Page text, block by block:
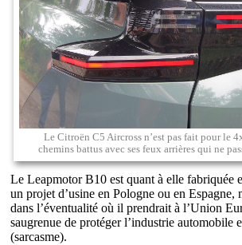
Le Citroën C5 Aircross n’est pas fait pour le
chemins battus avec ses feux arrières qui ne
Le Leapmotor B10 est quant à elle fabriquée
un projet d’usine en Pologne ou en Espagne,
dans l’éventualité où il prendrait à l’Union
saugrenue de protéger l’industrie automobile
(sarcasme).